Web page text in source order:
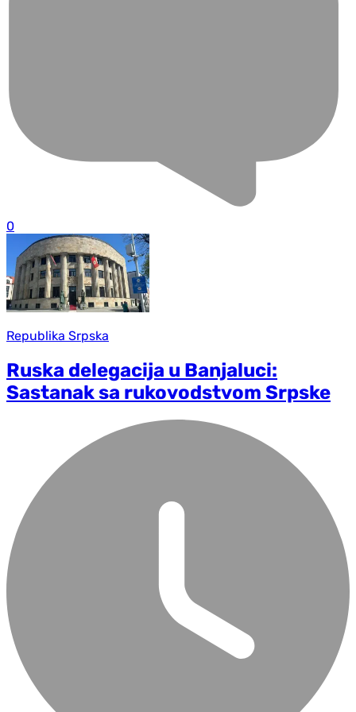
0
Republika Srpska
Ruska delegacija u Banjaluci:
Sastanak sa rukovodstvom Srpske